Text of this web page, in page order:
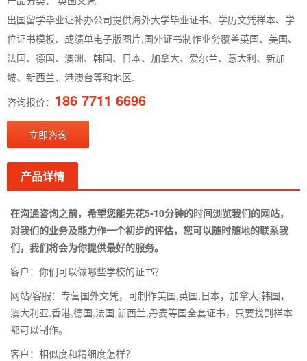
出国留学毕业证补办公司提供海外大学毕业证书、学历文凭样本、学
位证书模板、成绩单电子版图片,国外证书制作业务覆盖英国、美国、
法国、德国、澳洲、韩国、日本、加拿大、爱尔兰、意大利、新加
坡、新西兰、港澳台等和地区.
咨询报价： 186 7711 6696
立即咨询
产品详情
在沟通咨询之前，希望您能先花5-10分钟的时间浏览我们的网站，
对我们的业务及能力作一个初步的评估，您可以随时随地的联系我
们，我们将会为你提供最好的服务。
客户：你们可以做哪些学校的证书？
网站/客服：专营国外文凭，可制作美国,英国,日本，加拿大,韩国，
澳大利亚,香港,德国,法国,新西兰,丹麦等国全套证书，只要找到样本
都可以制作。
客户：相似度和精细度怎样？